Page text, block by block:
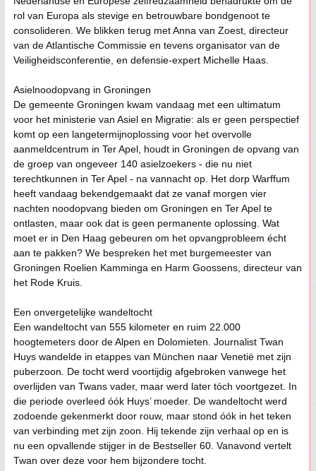
rol van Europa als stevige en betrouwbare bondgenoot te
consolideren. We blikken terug met Anna van Zoest, directeur
van de Atlantische Commissie en tevens organisator van de
Veiligheidsconferentie, en defensie-expert Michelle Haas.
Asielnoodopvang in Groningen
De gemeente Groningen kwam vandaag met een ultimatum
voor het ministerie van Asiel en Migratie: als er geen perspectief
komt op een langetermijnoplossing voor het overvolle
aanmeldcentrum in Ter Apel, houdt in Groningen de opvang van
de groep van ongeveer 140 asielzoekers - die nu niet
terechtkunnen in Ter Apel - na vannacht op. Het dorp Warffum
heeft vandaag bekendgemaakt dat ze vanaf morgen vier
nachten noodopvang bieden om Groningen en Ter Apel te
ontlasten, maar ook dat is geen permanente oplossing. Wat
moet er in Den Haag gebeuren om het opvangprobleem écht
aan te pakken? We bespreken het met burgemeester van
Groningen Roelien Kamminga en Harm Goossens, directeur van
het Rode Kruis.
Een onvergetelijke wandeltocht
Een wandeltocht van 555 kilometer en ruim 22.000
hoogtemeters door de Alpen en Dolomieten. Journalist Twan
Huys wandelde in etappes van München naar Venetië met zijn
puberzoon. De tocht werd voortijdig afgebroken vanwege het
overlijden van Twans vader, maar werd later tóch voortgezet. In
die periode overleed óók Huys’ moeder. De wandeltocht werd
zodoende gekenmerkt door rouw, maar stond óók in het teken
van verbinding met zijn zoon. Hij tekende zijn verhaal op en is
nu een opvallende stijger in de Bestseller 60. Vanavond vertelt
Twan over deze voor hem bijzondere tocht.